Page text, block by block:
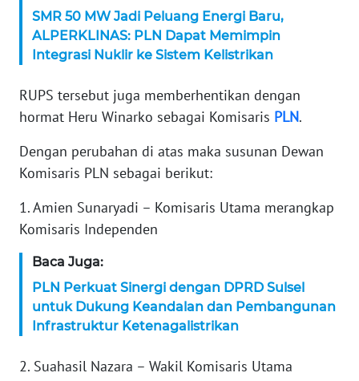
SMR 50 MW Jadi Peluang Energi Baru,
ALPERKLINAS: PLN Dapat Memimpin
Integrasi Nuklir ke Sistem Kelistrikan
RUPS tersebut juga memberhentikan dengan
hormat Heru Winarko sebagai Komisaris PLN.
Dengan perubahan di atas maka susunan Dewan
Komisaris PLN sebagai berikut:
1. Amien Sunaryadi – Komisaris Utama merangkap
Komisaris Independen
Baca Juga:
PLN Perkuat Sinergi dengan DPRD Sulsel
untuk Dukung Keandalan dan Pembangunan
Infrastruktur Ketenagalistrikan
2. Suahasil Nazara – Wakil Komisaris Utama
NTT
WN
PAPUA
WN
BARAT
RIAU
WN
SERAMBI
WN